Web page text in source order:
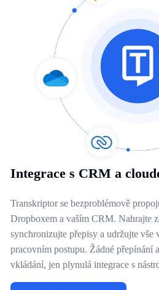
Integrace s CRM a
Transkriptor se bezproblémově
Dropboxem a vaším CRM. Nahrajte
synchronizujte přepisy a udržujte vše
pracovním postupu. Žádné přepínání
vkládání, jen plynulá integrace s